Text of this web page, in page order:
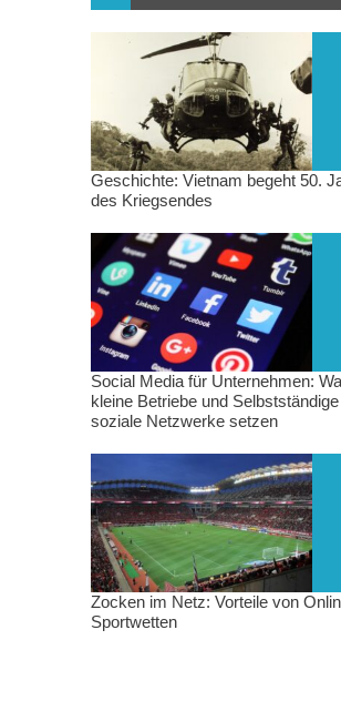
Geschichte: Vietnam begeht 50.
des Kriegsendes
Social Media für Unternehmen:
kleine Betriebe und
soziale Netzwerke setzen
Zocken im Netz: Vorteile von
Sportwetten